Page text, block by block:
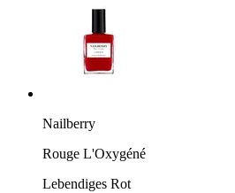
Nailberry
Rouge L'Oxygéné
Lebendiges Rot